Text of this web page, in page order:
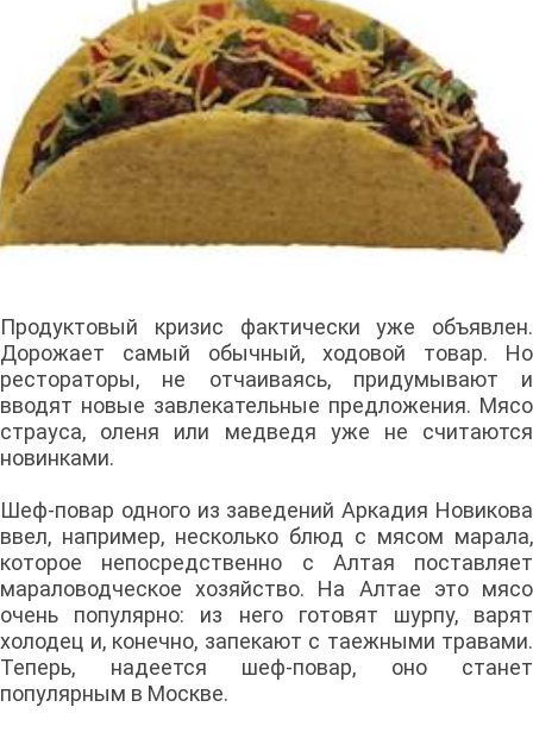
Продуктовый кризис фактически уже объявлен.
Дорожает самый обычный, ходовой товар. Но
рестораторы, не отчаиваясь, придумывают и
вводят новые завлекательные предложения. Мясо
страуса, оленя или медведя уже не считаются
новинками.
Шеф-повар одного из заведений Аркадия Новикова
ввел, например, несколько блюд с мясом марала,
которое непосредственно с Алтая поставляет
мараловодческое хозяйство. На Алтае это мясо
очень популярно: из него готовят шурпу, варят
холодец и, конечно, запекают с таежными травами.
Теперь, надеется шеф-повар, оно станет
популярным в Москве.